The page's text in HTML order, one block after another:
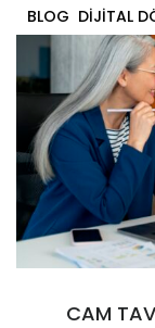
BLOG DIJITAL
CAM